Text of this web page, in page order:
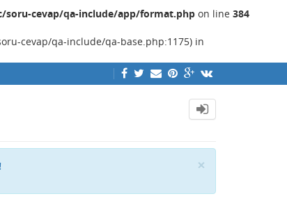
cevap/qa-include/app/format.php on line 384
cevap/qa-include/qa-base.php:1175) in
×